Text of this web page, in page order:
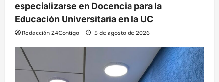
especializarse en Docencia para la
Educación Universitaria en la UC
Redacción 24Contigo 5 de agosto de 2026